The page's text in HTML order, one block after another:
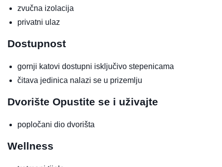
zvučna izolacija
privatni ulaz
Dostupnost
gornji katovi dostupni isključivo stepenicama
čitava jedinica nalazi se u prizemlju
Dvorište Opustite se i uživajte
popločani dio dvorišta
Wellness